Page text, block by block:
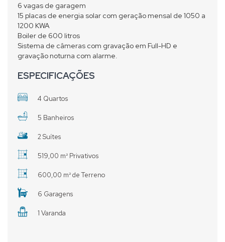
6 vagas de garagem
15 placas de energia solar com geração mensal de 1050 a
1200 KWA
Boiler de 600 litros
Sistema de câmeras com gravação em Full-HD e
gravação noturna com alarme.
ESPECIFICAÇÕES
4 Quartos
5 Banheiros
2 Suítes
519,00 m² Privativos
600,00 m² de Terreno
6 Garagens
1 Varanda